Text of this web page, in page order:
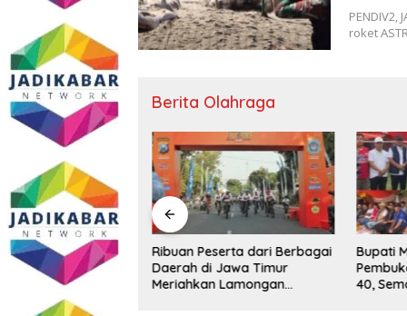
PENDIV2,
roket
Berita Olahraga
Piala Dunia
Simalungun:
hingga
UMKM di Balei
Ribuan Peserta dari Berbagai
Daerah di Jawa Timur
Meriahkan Lamongan
Bupati
40,